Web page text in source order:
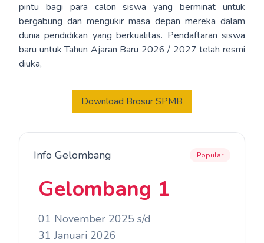
pintu bagi para calon siswa yang berminat untuk
bergabung dan mengukir masa depan mereka dalam
dunia pendidikan yang berkualitas. Pendaftaran siswa
baru untuk Tahun Ajaran Baru 2026 / 2027 telah resmi
diuka,
Download Brosur SPMB
Info Gelombang Popular
Gelombang 1
01 November 2025 s/d
31 Januari 2026